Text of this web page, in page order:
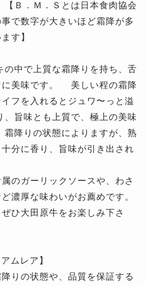
【Ｂ．Ｍ．Ｓとは日本食肉協会
で数字が大きいほど霜降が多
す】
中で上質な霜降りを持ち、舌
に美味です。 美しい程の霜降
フを入れるとジュワ〜っと溢
、旨味とも上質で、極上の美味
霜降りの状態によりますが、熟
分に香り、旨味が引き出され
のガーリックソースや、わさ
濃厚な味わいがお薦めです。
ひ大田原牛をお楽しみ下さ
アムレア】
りの状態や、品質を保証する